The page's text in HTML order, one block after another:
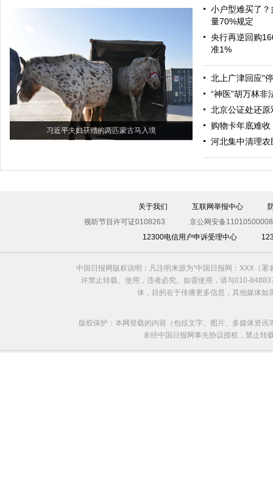
习近平夫妇获赠的两匹蒙古马入境
小户型难买了
量70%规定
央行再逆回购
准1%
北上广津回应"
“神医”胡万林非
北京公证处还
购物卡年底难收
河北集中清理
关于我们 互联网举报中心
视听节目许可证0108263
京公网安备
12300电信用户申诉受理中心
中国日报网版权说明：凡注明来源为“中国日报网：XXX（
许禁止转载、使用，违者必究。如需使用，请与010-
体，目的在于传播更多信息，其他媒体
版权保护：本网登载的内容（包括文字、图片、多媒体资
未经中国日报网事先协议授权，禁止转